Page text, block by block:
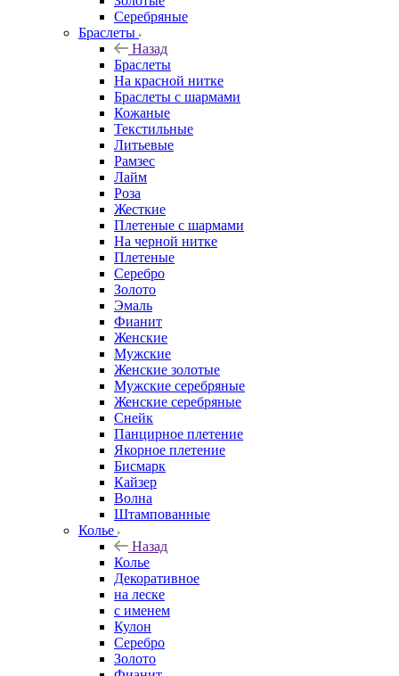
Серебряные
Браслеты
Назад
Браслеты
На красной нитке
Браслеты с шармами
Кожаные
Текстильные
Литьевые
Рамзес
Лайм
Роза
Жесткие
Плетеные с шармами
На черной нитке
Плетеные
Серебро
Золото
Эмаль
Фианит
Женские
Мужские
Женские золотые
Мужские серебряные
Женские серебряные
Снейк
Панцирное плетение
Якорное плетение
Бисмарк
Кайзер
Волна
Штампованные
Колье
Назад
Колье
Декоративное
на леске
с именем
Кулон
Серебро
Золото